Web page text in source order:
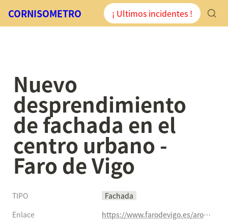
CORNISOMETRO ¡ Ultimos incidentes !
Nuevo
desprendimiento
de fachada en el
centro urbano -
Faro de Vigo
TIPO
Fachada
Enlace
https://www.farodevigo.es/arousa/2020/10/29/nuevo-desprendimiento-fachada-centro-urbano-21985798.html